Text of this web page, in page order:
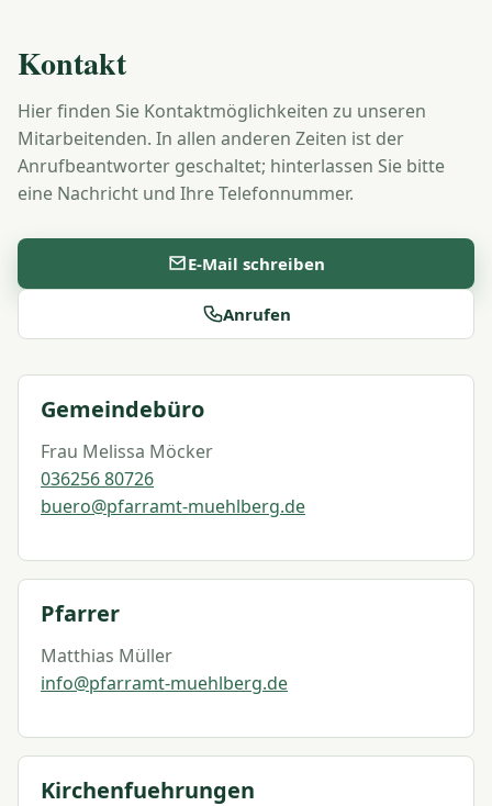
Kontakt
Hier finden Sie Kontaktmöglichkeiten zu unseren
Mitarbeitenden. In allen anderen Zeiten ist der
Anrufbeantworter geschaltet; hinterlassen Sie bitte
eine Nachricht und Ihre Telefonnummer.
E-Mail schreiben
Anrufen
Gemeindebüro
Frau Melissa Möcker
036256 80726
buero@pfarramt-muehlberg.de
Pfarrer
Matthias Müller
info@pfarramt-muehlberg.de
Kirchenfuehrungen